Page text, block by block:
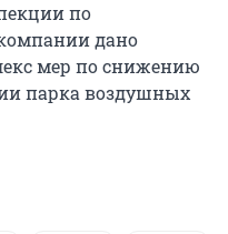
по
дано
мер по снижению
парка воздушных